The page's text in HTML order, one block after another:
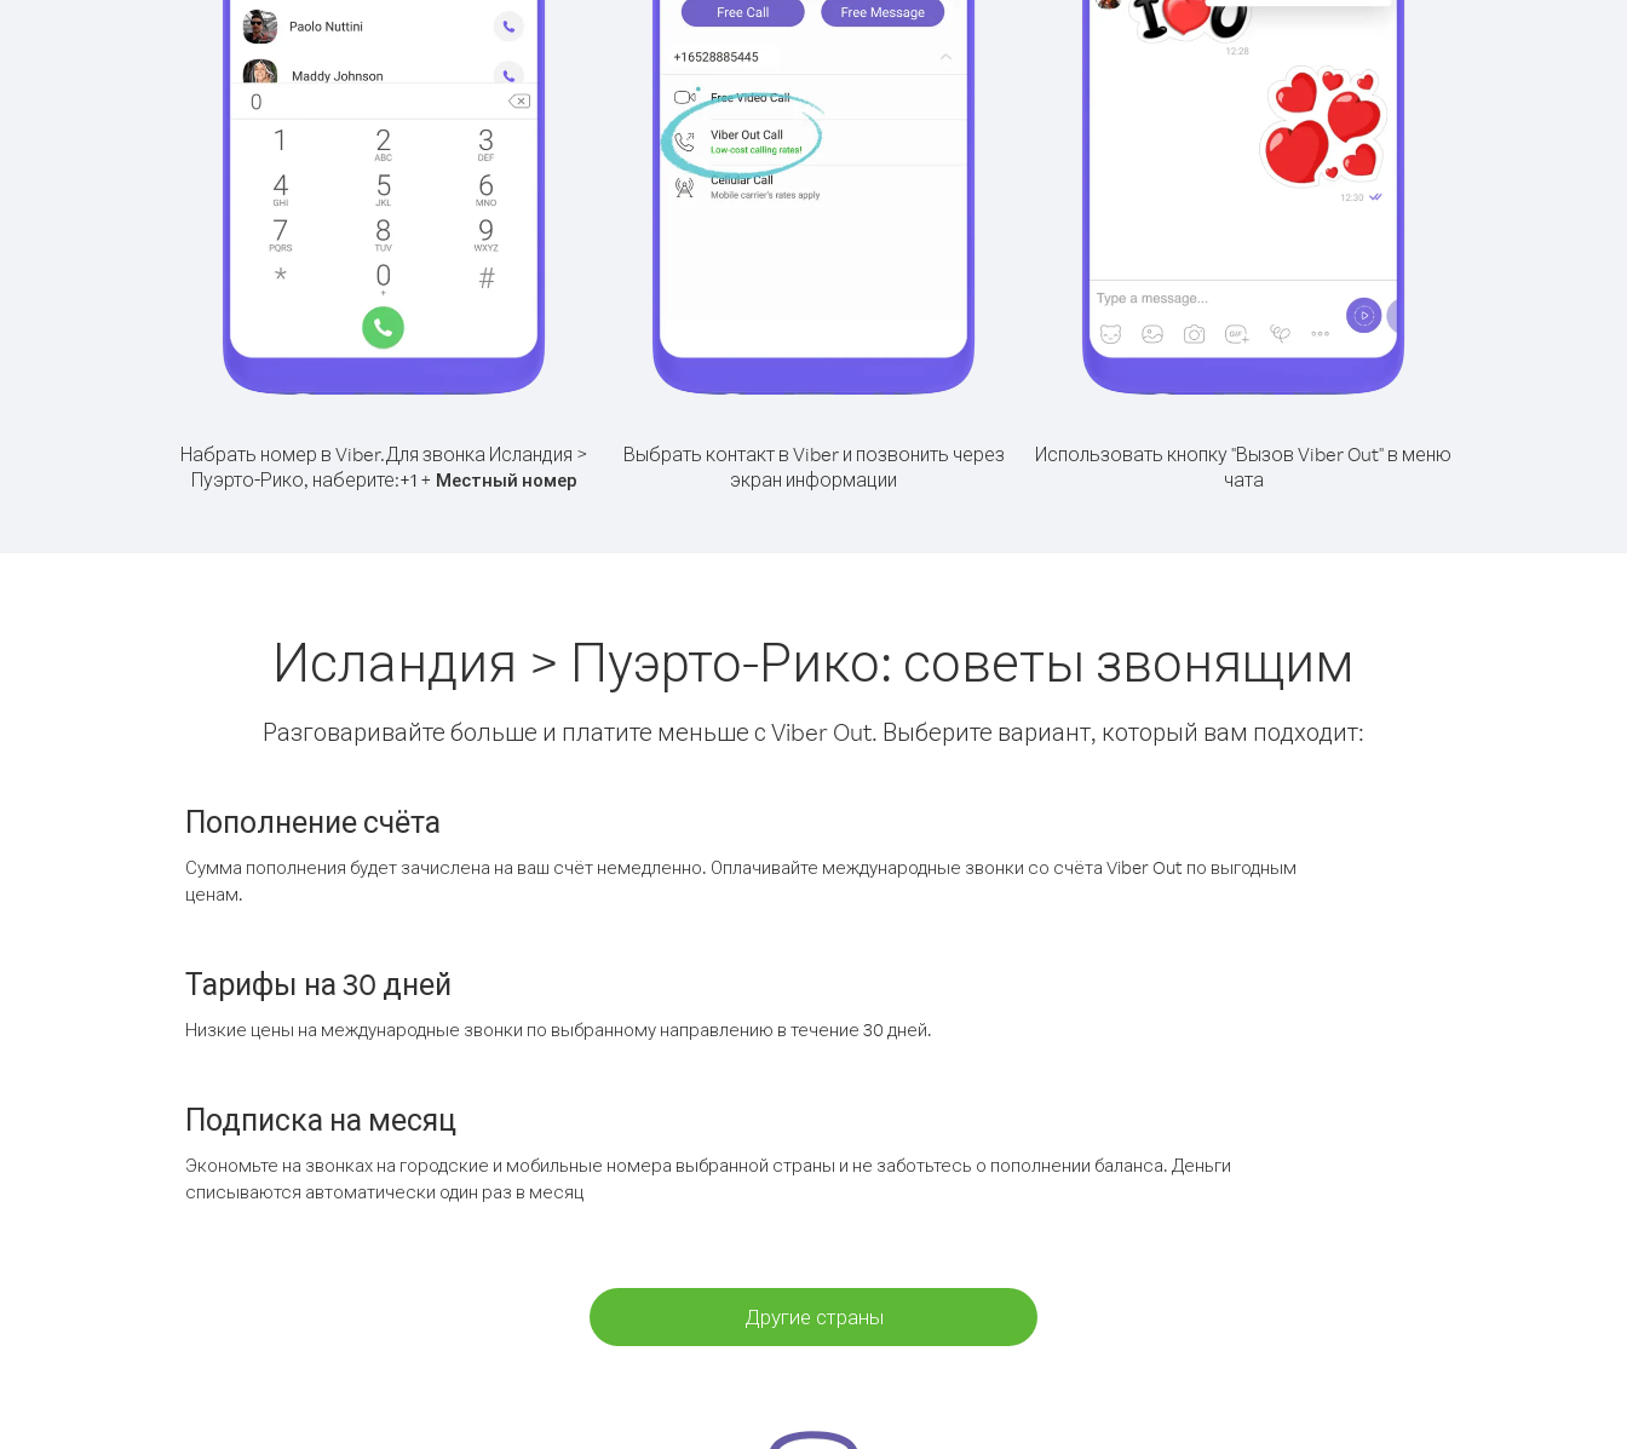
Набрать номер в Viber.Для звонка Исландия >
Пуэрто-Рико, наберите:+1+ Местный номер
Выбрать контакт в Viber и позвонить через
экран информации
Использовать кнопку "Вызов Viber Out" в меню
чата
Исландия > Пуэрто-Рико: советы звонящим
Разговаривайте больше и платите меньше с Viber Out. Выберите вариант, который вам подходит:
Пополнение счёта
Сумма пополнения будет зачислена на ваш счёт немедленно. Оплачивайте международные звонки со счёта Viber Out по выгодным
ценам.
Тарифы на 30 дней
Низкие цены на международные звонки по выбранному направлению в течение 30 дней.
Подписка на месяц
Экономьте на звонках на городские и мобильные номера выбранной страны и не заботьтесь о пополнении баланса. Деньги
списываются автоматически один раз в месяц
Другие страны